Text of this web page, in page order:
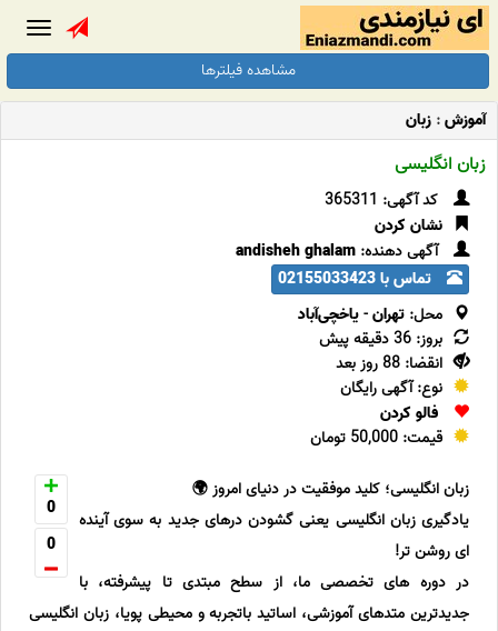
مشاهده فیلترها
آموزش: زبان
زبان انگلیسی
کد آگهی: 365311
نشان کردن
آگهی دهنده: andisheh ghalam
تماس با 02155033423
محل: تهران-یاخچی‌آباد
بروز: 36 دقیقه پیش
انقضا: 88 روز بعد
نوع: آگهی رایگان
فالو کردن
قیمت: 50,000 تومان
0
0
زبان انگلیسی؛ کلید موفقیت در دنیای امروز 🌍
یادگیری زبان انگلیسی یعنی گشودن درهای جدید به سوی آینده
ای روشن تر!
در دوره های تخصصی ما، از سطح مبتدی تا پیشرفته، با
جدیدترین متدهای آموزشی، اساتید باتجربه و محیطی پویا، زبان انگلیسی